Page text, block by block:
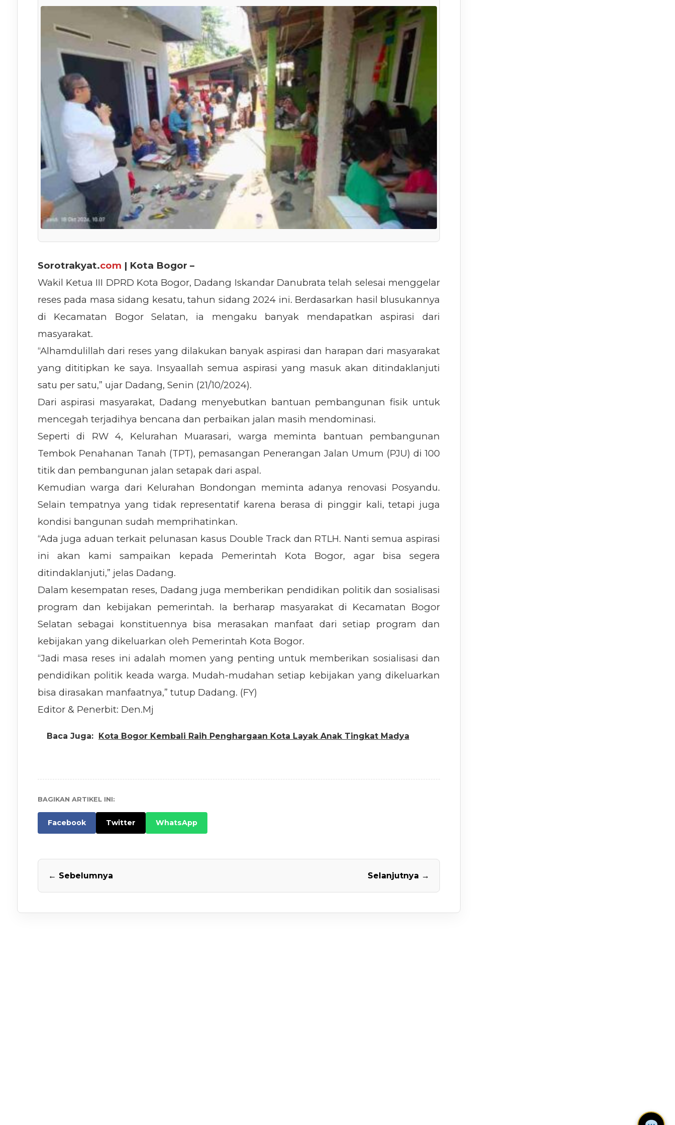
Sorotrakyat.com | Kota Bogor –
Wakil Ketua III DPRD Kota Bogor, Dadang Iskandar Danubrata telah selesai menggelar
reses pada masa sidang kesatu, tahun sidang 2024 ini. Berdasarkan hasil blusukannya
di Kecamatan Bogor Selatan, ia mengaku banyak mendapatkan aspirasi dari
masyarakat.
“Alhamdulillah dari reses yang dilakukan banyak aspirasi dan harapan dari masyarakat
yang dititipkan ke saya. Insyaallah semua aspirasi yang masuk akan ditindaklanjuti
satu per satu,” ujar Dadang, Senin (21/10/2024).
Dari aspirasi masyarakat, Dadang menyebutkan bantuan pembangunan fisik untuk
mencegah terjadihya bencana dan perbaikan jalan masih mendominasi.
Seperti di RW 4, Kelurahan Muarasari, warga meminta bantuan pembangunan
Tembok Penahanan Tanah (TPT), pemasangan Penerangan Jalan Umum (PJU) di 100
titik dan pembangunan jalan setapak dari aspal.
Kemudian warga dari Kelurahan Bondongan meminta adanya renovasi Posyandu.
Selain tempatnya yang tidak representatif karena berasa di pinggir kali, tetapi juga
kondisi bangunan sudah memprihatinkan.
“Ada juga aduan terkait pelunasan kasus Double Track dan RTLH. Nanti semua aspirasi
ini akan kami sampaikan kepada Pemerintah Kota Bogor, agar bisa segera
ditindaklanjuti,” jelas Dadang.
Dalam kesempatan reses, Dadang juga memberikan pendidikan politik dan sosialisasi
program dan kebijakan pemerintah. Ia berharap masyarakat di Kecamatan Bogor
Selatan sebagai konstituennya bisa merasakan manfaat dari setiap program dan
kebijakan yang dikeluarkan oleh Pemerintah Kota Bogor.
“Jadi masa reses ini adalah momen yang penting untuk memberikan sosialisasi dan
pendidikan politik keada warga. Mudah-mudahan setiap kebijakan yang dikeluarkan
bisa dirasakan manfaatnya,” tutup Dadang. (FY)
Editor & Penerbit: Den.Mj
Baca Juga: Kota Bogor Kembali Raih Penghargaan Kota Layak Anak Tingkat Madya
BAGIKAN ARTIKEL INI:
Facebook Twitter WhatsApp
← Sebelumnya Selanjutnya →